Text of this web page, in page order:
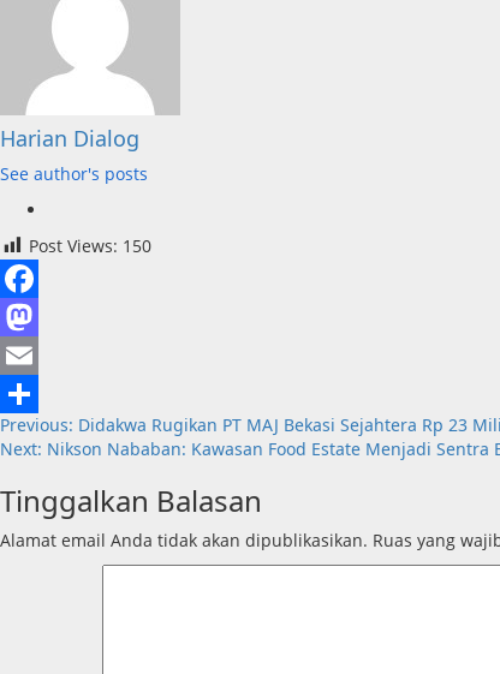
Harian Dialog
See author's posts
Post Views: 150
Facebook
Mastodon
Email
Share
Post
navigation
Previous: Didakwa Rugikan PT MAJ Bekasi Sejahtera Rp 23
Next: Nikson Nababan: Kawasan Food Estate Menjadi Sentra
Tinggalkan Balasan
Alamat email Anda tidak akan dipublikasikan. Ruas yang